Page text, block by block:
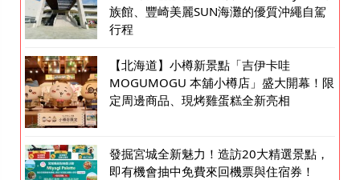
族館、豐崎美麗SUN海灘的優質沖繩自駕
行程
【北海道】小樽新景點「吉伊卡哇
MOGUMOGU 本舖小樽店」盛大開幕！限
定周邊商品、現烤雞蛋糕全新亮相
發掘宮城全新魅力！造訪20大精選景點，
即有機會抽中免費來回機票與住宿券！